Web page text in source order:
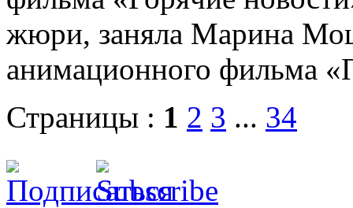
жюри, заняла Марина
анимационного фильма
Страницы : 1 2 3 ... 34